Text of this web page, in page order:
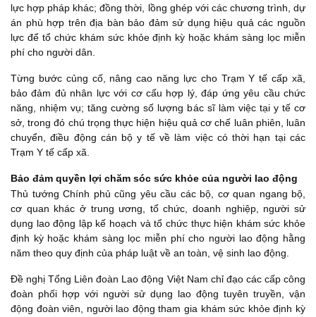
lực hợp pháp khác; đồng thời, lồng ghép với các chương trình, dự
án phù hợp trên địa bàn bảo đảm sử dụng hiệu quả các nguồn
lực để tổ chức khám sức khỏe định kỳ hoặc khám sàng lọc miễn
phí cho người dân.
Từng bước củng cố, nâng cao năng lực cho Trạm Y tế cấp xã,
bảo đảm đủ nhân lực với cơ cấu hợp lý, đáp ứng yêu cầu chức
năng, nhiệm vụ; tăng cường số lượng bác sĩ làm việc tại y tế cơ
sở, trong đó chú trọng thực hiện hiệu quả cơ chế luân phiên, luân
chuyển, điều động cán bộ y tế về làm việc có thời hạn tại các
Trạm Y tế cấp xã.
Bảo đảm quyền lợi chăm sóc sức khỏe của người lao động
Thủ tướng Chính phủ cũng yêu cầu các bộ, cơ quan ngang bộ,
cơ quan khác ở trung ương, tổ chức, doanh nghiệp, người sử
dụng lao động lập kế hoạch và tổ chức thực hiện khám sức khỏe
định kỳ hoặc khám sàng lọc miễn phí cho người lao động hằng
năm theo quy định của pháp luật về an toàn, vệ sinh lao động.
Đề nghị Tổng Liên đoàn Lao động Việt Nam chỉ đạo các cấp công
đoàn phối hợp với người sử dụng lao động tuyên truyền, vận
động đoàn viên, người lao động tham gia khám sức khỏe định kỳ